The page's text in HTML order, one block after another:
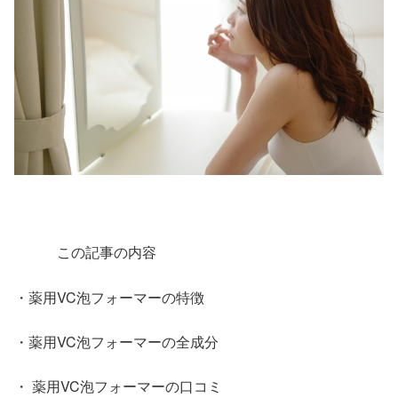
この記事の内容
・薬用VC泡フォーマーの特徴
・薬用VC泡フォーマーの全成分
・ 薬用VC泡フォーマーの口コミ